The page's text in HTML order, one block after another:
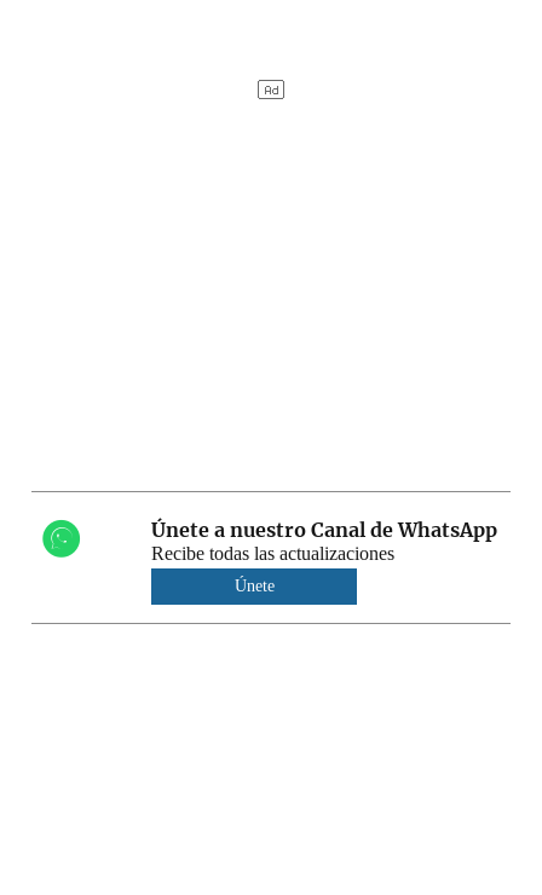
Únete a nuestro Canal de WhatsApp
Recibe todas las actualizaciones
Únete